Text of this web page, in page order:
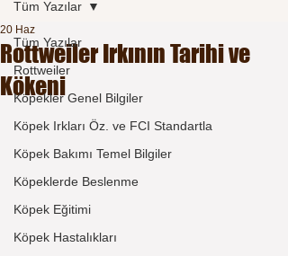
Tüm Yazılar
Rottweiler
Köpekler Genel Bilgiler
Köpek Irkları Öz. ve FCI Standartla
Köpek Bakımı Temel Bilgiler
Köpeklerde Beslenme
Köpek Eğitimi
Köpek Hastalıkları
Tüm Yazılar
Rottweiler Irkının Tarihi ve
Kökeni
20 Haz